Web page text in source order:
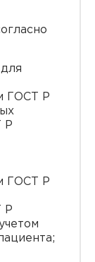
ГОСТ Р
Р
ГОСТ Р
Р